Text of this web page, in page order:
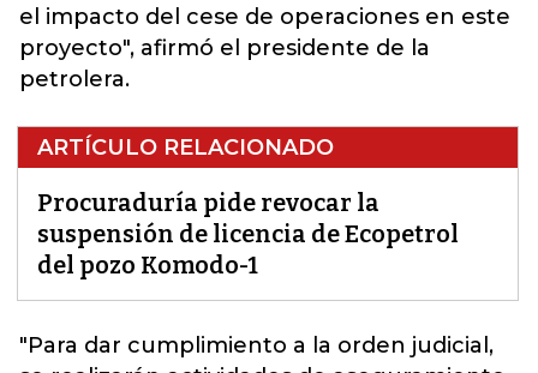
el impacto del cese de operaciones en este
proyecto", afirmó el presidente de la
petrolera.
ARTÍCULO RELACIONADO
Procuraduría pide revocar la
suspensión de licencia de Ecopetrol
del pozo Komodo-1
"Para dar cumplimiento a la orden judicial,